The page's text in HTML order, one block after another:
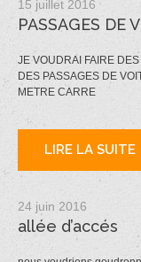
15 juillet 2016
PASSAGES DE
JE VOUDRAI FAIRE
DES PASSAGES DE
METRE CARRE
LIRE LA SUITE
24 juin 2016
allée d’accés